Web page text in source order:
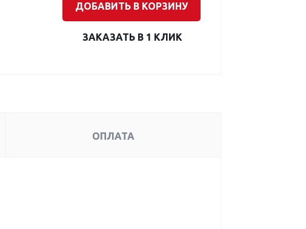
ДОБАВИТЬ В КОРЗИНУ
ЗАКАЗАТЬ В 1 КЛИК
ОПЛАТА